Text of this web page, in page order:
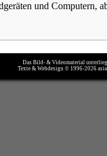
und Computern,
Das Bild- & Videomaterial
Texte & Webdesign © 1996-2026